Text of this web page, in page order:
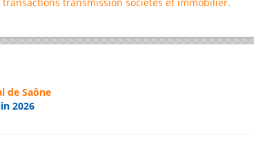
de Saône
2026